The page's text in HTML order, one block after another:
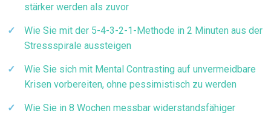
stärker werden als zuvor
Wie Sie mit der 5-4-3-2-1-Methode in 2 Minuten aus der
Stressspirale aussteigen
Wie Sie sich mit Mental Contrasting auf unvermeidbare
Krisen vorbereiten, ohne pessimistisch zu werden
Wie Sie in 8 Wochen messbar widerstandsfähiger